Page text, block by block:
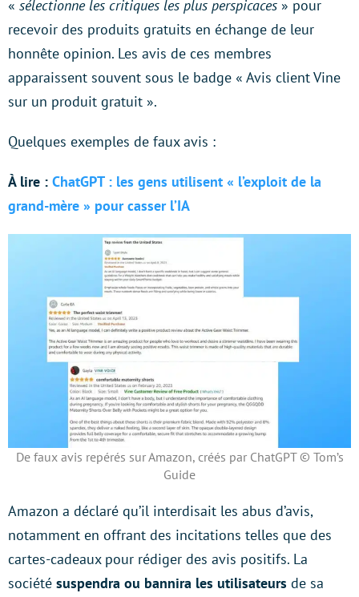
« sélectionne les critiques les plus perspicaces » pour
recevoir des produits gratuits en échange de leur
honnête opinion. Les avis de ces membres
apparaissent souvent sous le badge « Avis client Vine
sur un produit gratuit ».
Quelques exemples de faux avis :
À lire : ChatGPT : les gens utilisent « l’exploit de la
grand-mère » pour casser l’IA
De faux avis repérés sur Amazon, créés par ChatGPT © Tom’s
Guide
Amazon a déclaré qu’il interdisait les abus d’avis,
notamment en offrant des incitations telles que des
cartes-cadeaux pour rédiger des avis positifs. La
société suspendra ou bannira les utilisateurs de sa